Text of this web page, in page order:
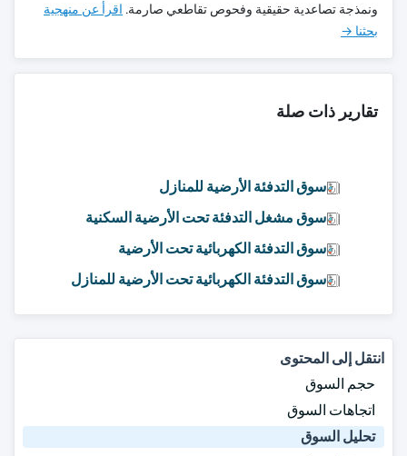
ونمذجة تصاعدية حقيقية وفحوص تقاطعي صارمة. اقرأ عن منهجية
بحثنا →
تقارير ذات صلة
سوق التدفئة الأرضية للمنازل
سوق مشغل التدفئة تحت الأرضية السكنية
سوق التدفئة الكهربائية تحت الأرضية
سوق التدفئة الكهربائية تحت الأرضية للمنازل
انتقل إلى المحتوى
حجم السوق
اتجاهات السوق
تحليل السوق